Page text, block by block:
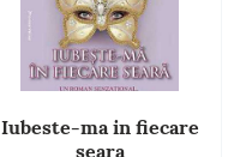
Iubeste-ma in fiecare
seara